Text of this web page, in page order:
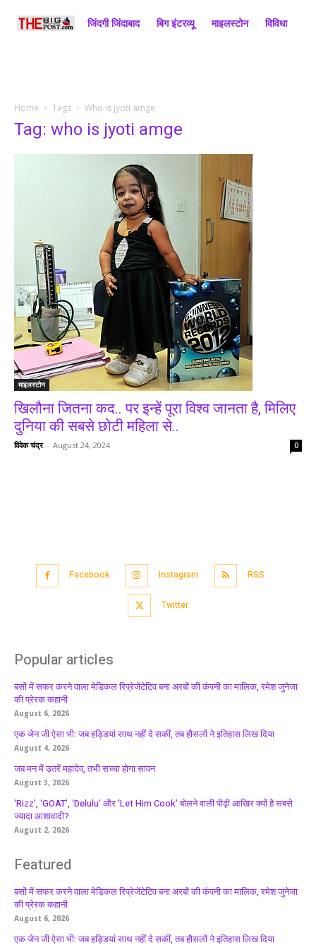
जिंदगी जिंदाबाद बिग इंटरव्यू माइलस्टोन विविधा
Home Tags Who is jyoti amge
Tag: who is jyoti amge
माइलस्टोन
खिलौना जितना कद.. पर इन्हें पूरा विश्व जानता है, मिलिए
दुनिया की सबसे छोटी महिला से..
विवेक चंद्र - August 24, 2024 0
Facebook Instagram RSS
Twitter
Popular articles
बसों में सफर करने वाला मेडिकल रिप्रेजेंटेटिव बना अरबों की कंपनी का मालिक, रमेश जुनेजा
की प्रेरक कहानी
August 6, 2026
एक जेन जी ऐसा भी: जब हड्डियां साथ नहीं दे सकीं, तब हौसलों ने इतिहास लिख दिया
August 4, 2026
जब मन में उतरें महादेव, तभी सच्चा होगा सावन
August 3, 2026
‘Rizz’, ‘GOAT’, ‘Delulu’ और ‘Let Him Cook’ बोलने वाली पीढ़ी आखिर क्यों है सबसे
ज्यादा आशावादी?
August 2, 2026
Featured
बसों में सफर करने वाला मेडिकल रिप्रेजेंटेटिव बना अरबों की कंपनी का मालिक, रमेश जुनेजा
की प्रेरक कहानी
August 6, 2026
एक जेन जी ऐसा भी: जब हड्डियां साथ नहीं दे सकीं, तब हौसलों ने इतिहास लिख दिया